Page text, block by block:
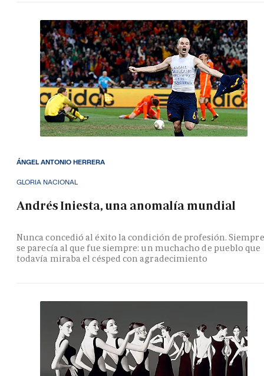
GLORIA NACIONAL
Andrés Iniesta, una anomalía mundial
Nunca concedió al éxito la condición de profesión. Siempre
se parecía al que fue siempre: un muchacho de pueblo que
todavía miraba el césped con agradecimiento
ÁNGEL ANTONIO HERRERA